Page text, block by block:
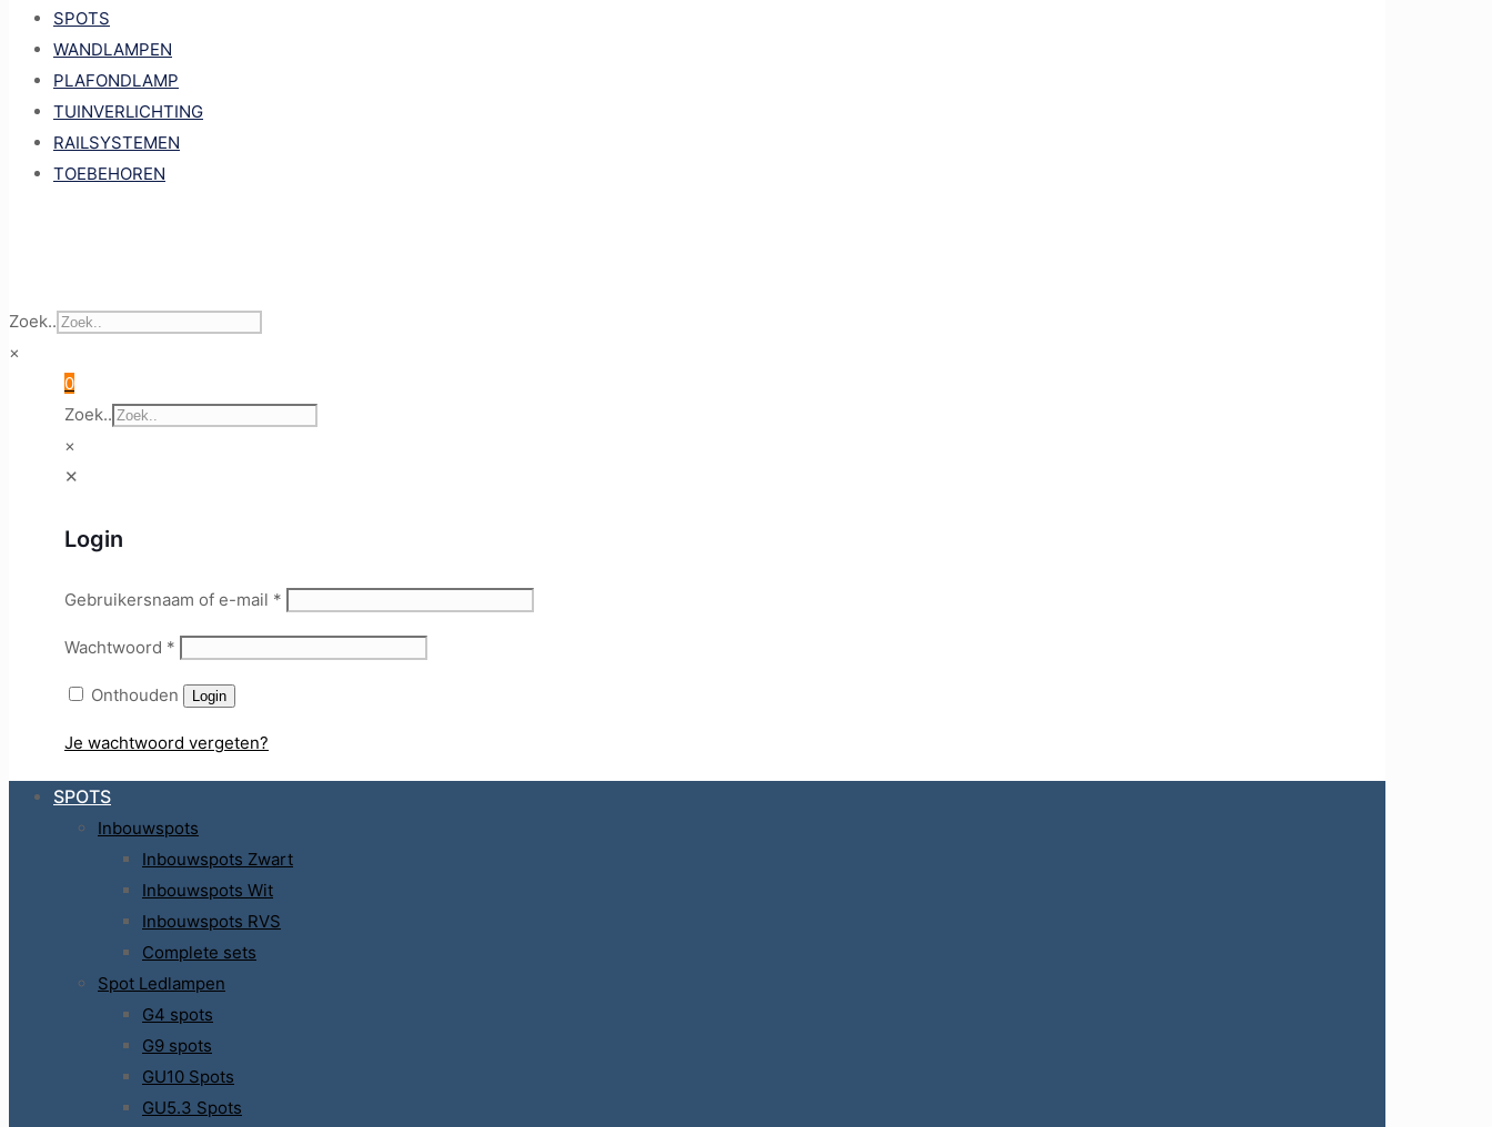
SPOTS
WANDLAMPEN
PLAFONDLAMP
TUINVERLICHTING
RAILSYSTEMEN
TOEBEHOREN
Zoek..
×
0
Zoek..
×
✕
Login
Gebruikersnaam of e-mail *
Wachtwoord *
Onthouden Login
Je wachtwoord vergeten?
SPOTS
Inbouwspots
Inbouwspots Zwart
Inbouwspots Wit
Inbouwspots RVS
Complete sets
Spot Ledlampen
G4 spots
G9 spots
GU10 Spots
GU5.3 Spots